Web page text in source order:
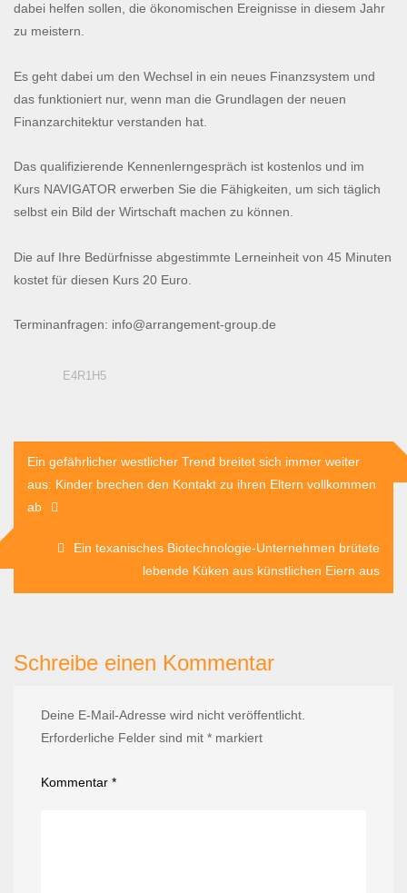
dabei helfen sollen, die ökonomischen Ereignisse in diesem Jahr
zu meistern.
Es geht dabei um den Wechsel in ein neues Finanzsystem und
das funktioniert nur, wenn man die Grundlagen der neuen
Finanzarchitektur verstanden hat.
Das qualifizierende Kennenlerngespräch ist kostenlos und im
Kurs NAVIGATOR erwerben Sie die Fähigkeiten, um sich täglich
selbst ein Bild der Wirtschaft machen zu können.
Die auf Ihre Bedürfnisse abgestimmte Lerneinheit von 45 Minuten
kostet für diesen Kurs 20 Euro.
Terminanfragen: info@arrangement-group.de
E4R1H5
Beitragsnavigation
Ein gefährlicher westlicher Trend breitet sich immer weiter
aus: Kinder brechen den Kontakt zu ihren Eltern vollkommen
ab
Ein texanisches Biotechnologie-Unternehmen brütete
lebende Küken aus künstlichen Eiern aus
Schreibe einen Kommentar
Deine E-Mail-Adresse wird nicht veröffentlicht.
Erforderliche Felder sind mit * markiert
Kommentar *